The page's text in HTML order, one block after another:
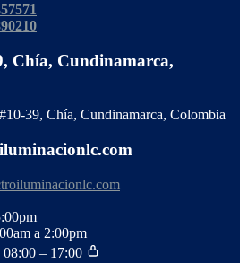
Chía, Cundinamarca,
39, Chía, Cundinamarca, Colombia
a 2:00pm
– 17:00